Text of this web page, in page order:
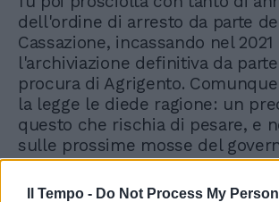
Il Tempo - Do Not Process My
dell'ordine di arresto da parte
Cassazione, incassando nel 2021
l'archiviazione definitiva da
procura di Agrigento.
la legge le diede ragione: un
questo che rischia di pesare, e
sulle prossime mosse del